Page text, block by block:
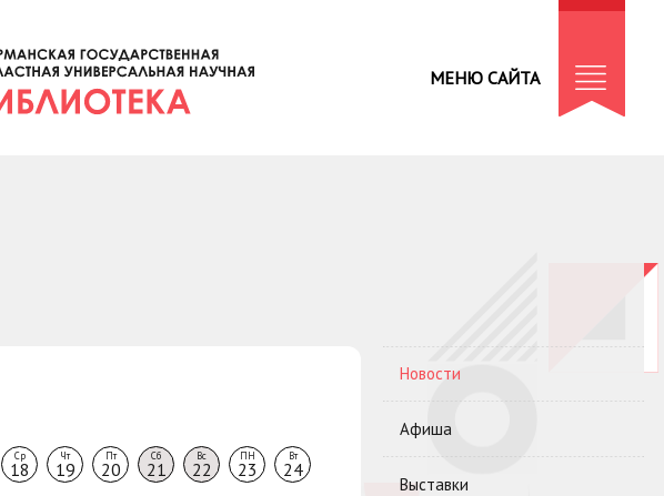
МЕНЮ САЙТА
Ср
18
Чт
19
Пт
20
Сб
21
Вс
22
ПН
23
Вт
24
Новости
Афиша
Выставки